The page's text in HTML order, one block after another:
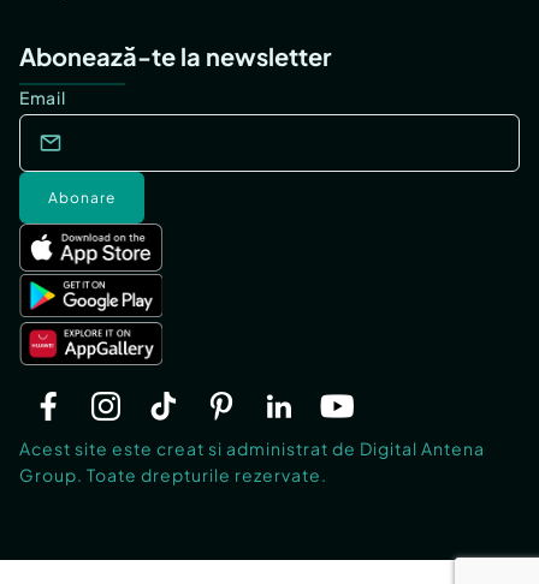
Abonează-te la newsletter
Email
Abonare
Acest site este creat si administrat de Digital Antena
Group. Toate drepturile rezervate.